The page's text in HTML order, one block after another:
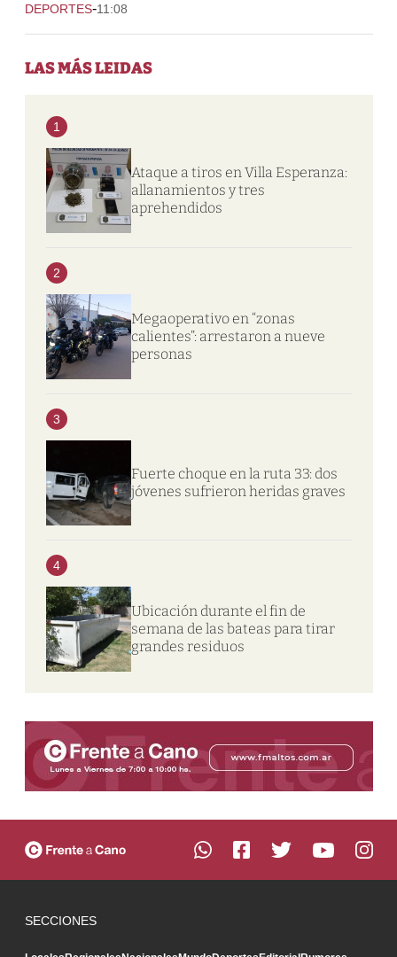
DEPORTES-11:08
LAS MÁS LEIDAS
1
Ataque a tiros en Villa Esperanza:
allanamientos y tres
aprehendidos
2
Megaoperativo en “zonas
calientes”: arrestaron a nueve
personas
3
Fuerte choque en la ruta 33: dos
jóvenes sufrieron heridas graves
4
Ubicación durante el fin de
semana de las bateas para tirar
grandes residuos
SECCIONES